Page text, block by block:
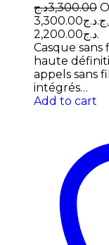
3,300.00د.ج
3,300.00د.ج.
2,200.00د.ج.
Casque sans
haute
appels sans
intégrés…
Add to cart